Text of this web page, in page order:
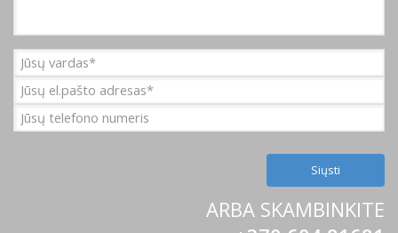
Raštinės reikmenys
Rašymo priemonės
ARBA SKAMBINKITE